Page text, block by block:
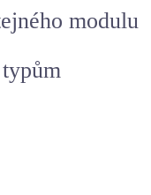
modulu